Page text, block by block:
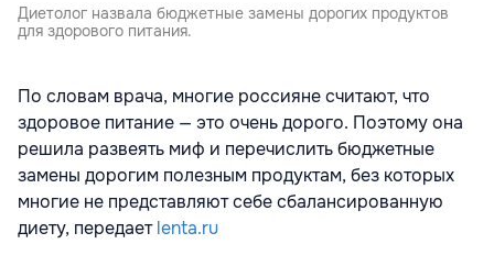
Диетолог назвала бюджетные замены дорогих продуктов
для здорового питания.
По словам врача, многие россияне считают, что
здоровое питание — это очень дорого. Поэтому она
решила развеять миф и перечислить бюджетные
замены дорогим полезным продуктам, без которых
многие не представляют себе сбалансированную
диету, передаетlenta.ru